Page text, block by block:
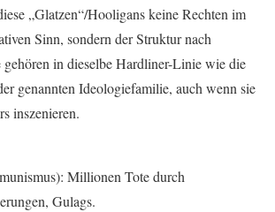
„Glatzen“/Hooligans keine Rechten im
Sinn, sondern der Struktur nach
in dieselbe Hardliner-Linie wie die
genannten Ideologiefamilie, auch wenn sie
inszenieren.
Millionen Tote durch
Gulags.